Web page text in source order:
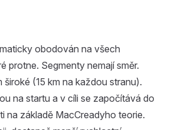
obodován na všech
protne. Segmenty nemají směr.
široké (15 km na každou stranu).
na startu a v cíli se započítává do
na základě MacCreadyho teorie.